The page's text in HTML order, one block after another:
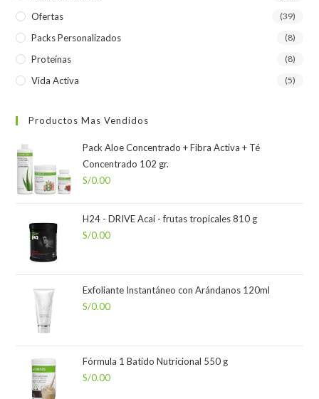
Ofertas (39)
Packs Personalizados (8)
Proteínas (8)
Vida Activa (5)
Productos Mas Vendidos
Pack Aloe Concentrado + Fibra Activa + Té
Concentrado 102 gr.
S/0.00
H24 - DRIVE Acaí - frutas tropicales 810 g
S/0.00
Exfoliante Instantáneo con Arándanos 120ml
S/0.00
Fórmula 1 Batido Nutricional 550 g
S/0.00